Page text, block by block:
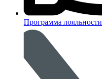
Программа лояльности